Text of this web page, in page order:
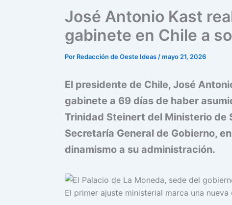
José Antonio Kast
gabinete en Chile a
Por Redacción de Oeste Ideas /mayo 21, 2026
El presidente de Chile, José
gabinete a 69 días de haber
Trinidad Steinert del Ministerio de
Secretaría General de Gobierno,
dinamismo a su administración.
El primer ajuste ministerial marca una